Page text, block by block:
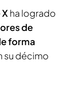
ha logrado
de
forma
su décimo